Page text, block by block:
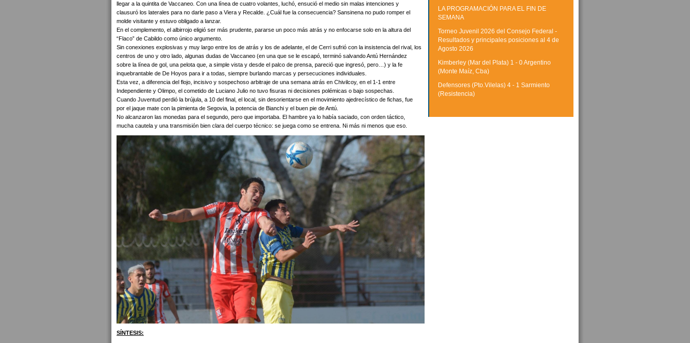
llegar a la quintita de Vaccaneo. Con una línea de cuatro volantes, luchó, ensució el medio sin malas intenciones y
clausuró los laterales para no darle paso a Viera y Recalde. ¿Cuál fue la consecuencia? Sansinena no pudo romper el
molde visitante y estuvo obligado a lanzar.
En el complemento, el albirrojo eligió ser más prudente, pararse un poco más atrás y no enfocarse solo en la altura del
“Flaco” de Cabildo como único argumento.
Sin conexiones explosivas y muy largo entre los de atrás y los de adelante, el de Cerri sufrió con la insistencia del rival, los
centros de uno y otro lado, algunas dudas de Vaccaneo (en una que se le escapó, terminó salvando Antú Hernández
sobre la línea de gol, una pelota que, a simple vista y desde el palco de prensa, pareció que ingresó, pero…) y la fe
inquebrantable de De Hoyos para ir a todas, siempre burlando marcas y persecuciones individuales.
Esta vez, a diferencia del flojo, incisivo y sospechoso arbitraje de una semana atrás en Chivilcoy, en el 1-1 entre
Independiente y Olimpo, el cometido de Luciano Julio no tuvo fisuras ni decisiones polémicas o bajo sospechas.
Cuando Juventud perdió la brújula, a 10 del final, el local, sin desorientarse en el movimiento ajedrecístico de fichas, fue
por el jaque mate con la pimienta de Segovia, la potencia de Bianchi y el buen pie de Antú.
No alcanzaron las monedas para el segundo, pero que importaba. El hambre ya lo había saciado, con orden táctico,
mucha cautela y una transmisión bien clara del cuerpo técnico: se juega como se entrena. Ni más ni menos que eso.
SÍNTESIS:
LA PROGRAMACIÓN PARA EL FIN DE
SEMANA
Torneo Juvenil 2026 del Consejo Federal -
Resultados y principales posiciones al 4 de
Agosto 2026
Kimberley (Mar del Plata) 1 - 0 Argentino
(Monte Maíz, Cba)
Defensores (Pto.Vilelas) 4 - 1 Sarmiento
(Resistencia)